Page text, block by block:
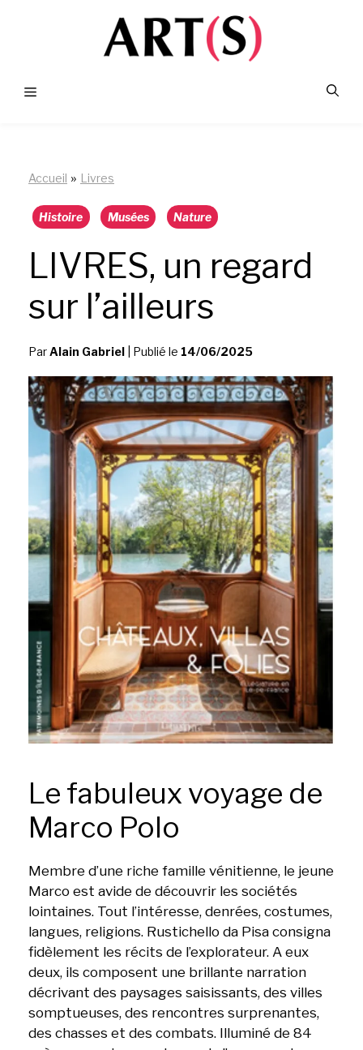
Accueil » Livres
Histoire Musées Nature
LIVRES, un regard
sur l’ailleurs
ParAlain Gabriel Publié le 14/06/2025
Le fabuleux voyage de
Marco Polo
Membre d’une riche famille vénitienne, le jeune
Marco est avide de découvrir les sociétés
lointaines. Tout l’intéresse, denrées, costumes,
langues, religions. Rustichello da Pisa consigna
fidèlement les récits de l’explorateur. A eux
deux, ils composent une brillante narration
décrivant des paysages saisissants, des villes
somptueuses, des rencontres surprenantes,
des chasses et des combats. Illuminé de 84